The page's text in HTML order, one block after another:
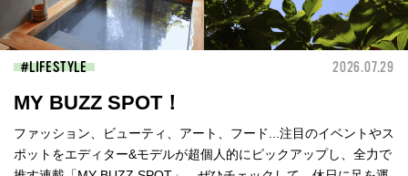
LIFESTYLE 2026.07.29
MY BUZZ SPOT！
ファッション、ビューティ、アート、フード...注目のイベントやス
ポットをエディター&モデルが超個人的にピックアップし、全力で